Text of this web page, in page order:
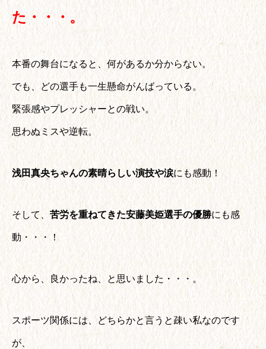
た・・・。
本番の舞台になると、何があるか分からない。
でも、どの選手も一生懸命がんばっている。
緊張感やプレッシャーとの戦い。
思わぬミスや逆転。
浅田真央ちゃんの素晴らしい演技や涙にも感動！
そして、 苦労を重ねてきた安藤美姫選手の優勝にも感
動・・・！
心から、良かったね、と思いました・・・。
スポーツ関係には、どちらかと言うと疎い私なのです
が、